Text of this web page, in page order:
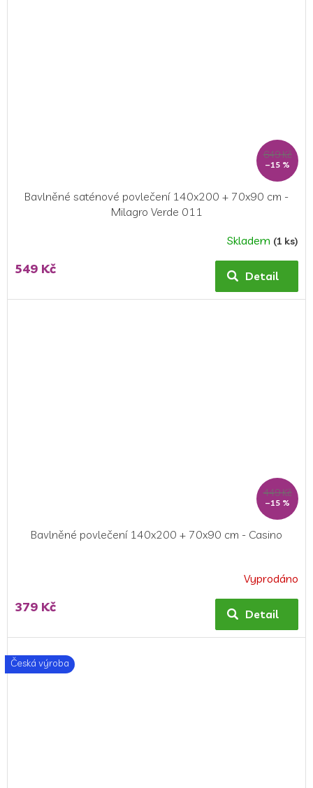
649 Kč
–15 %
Bavlněné saténové povlečení 140x200 + 70x90 cm -
Milagro Verde 011
produktu
5,0
Skladem (1 ks)
549 Kč Detail
449 Kč
–15 %
Bavlněné povlečení 140x200 + 70x90 cm - Casino
Vyprodáno
379 Kč Detail
Česká výroba